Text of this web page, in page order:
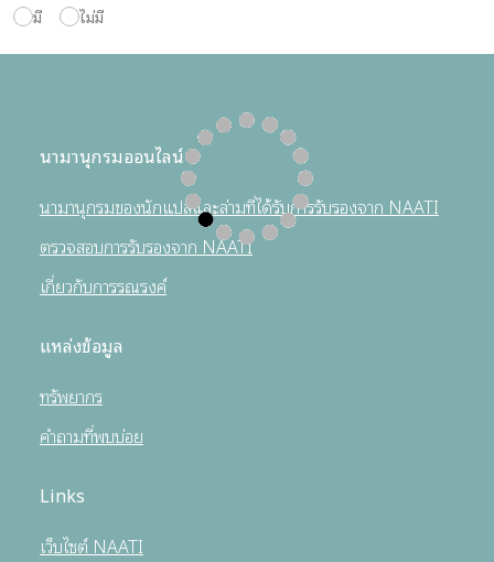
มี ไม่มี
นามานุกรมออนไลน์
นามานุกรมของนักแปลและล่ามที่ได้รับการรับรองจาก NAATI
ตรวจสอบการรับรองจาก NAATI
เกี่ยวกับการรณรงค์
แหล่งข้อมูล
ทรัพยากร
คำถามที่พบบ่อย
Links
เว็บไซต์ NAATI